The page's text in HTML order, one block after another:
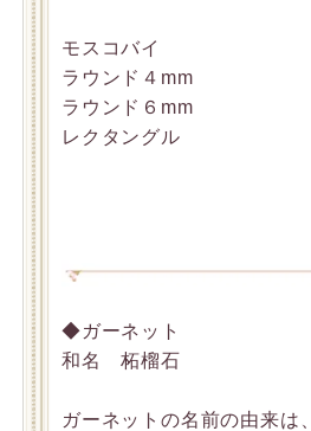
モスコバイ
ラウンド４mm
ラウンド６mm
レクタングル
◆ガーネット
和名 柘榴石
ガーネットの名前の由来は、